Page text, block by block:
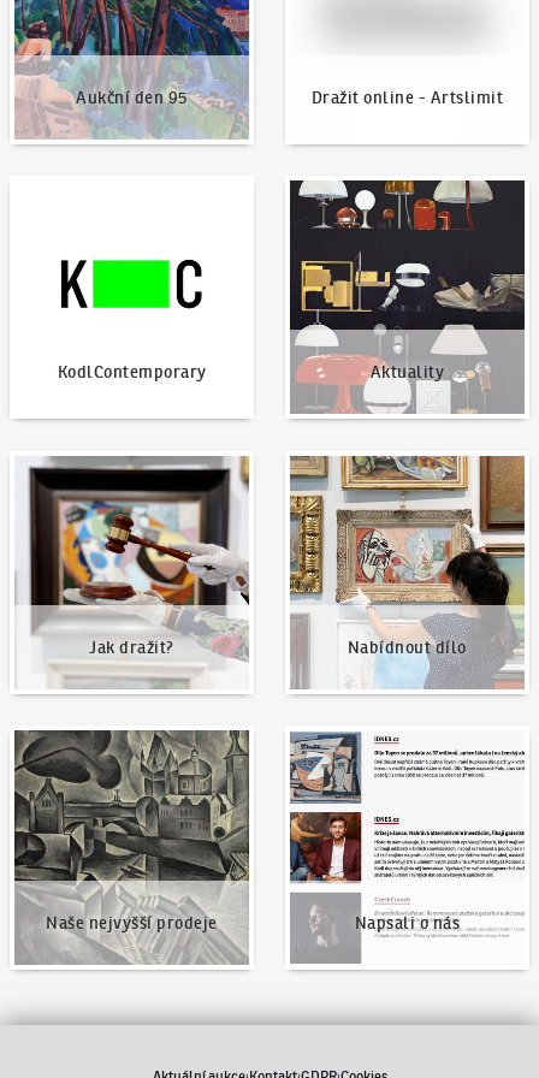
Aukční den 95 Dražit online - Artslimit
KodlContemporary Aktuality
Aktuality
Jak dražit?
Jak dražit?
Nabídnout dílo
Nabídnout dílo
Naše nejvyšší prodeje
Naše nejvyšší prodeje
Napsali o nás
Napsali o nás